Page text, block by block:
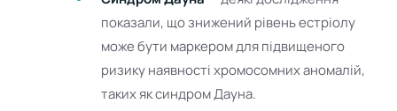
показали, що знижений рівень естріолу
може бути маркером для підвищеного
ризику наявності хромосомних аномалій,
таких як синдром Дауна.